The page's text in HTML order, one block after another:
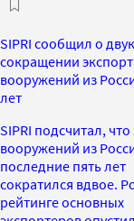
SIPRI сообщил о
сокращении
вооружений из
лет
SIPRI подсчитал,
вооружений из
последние пять лет
сократился вдвое.
рейтинге основных